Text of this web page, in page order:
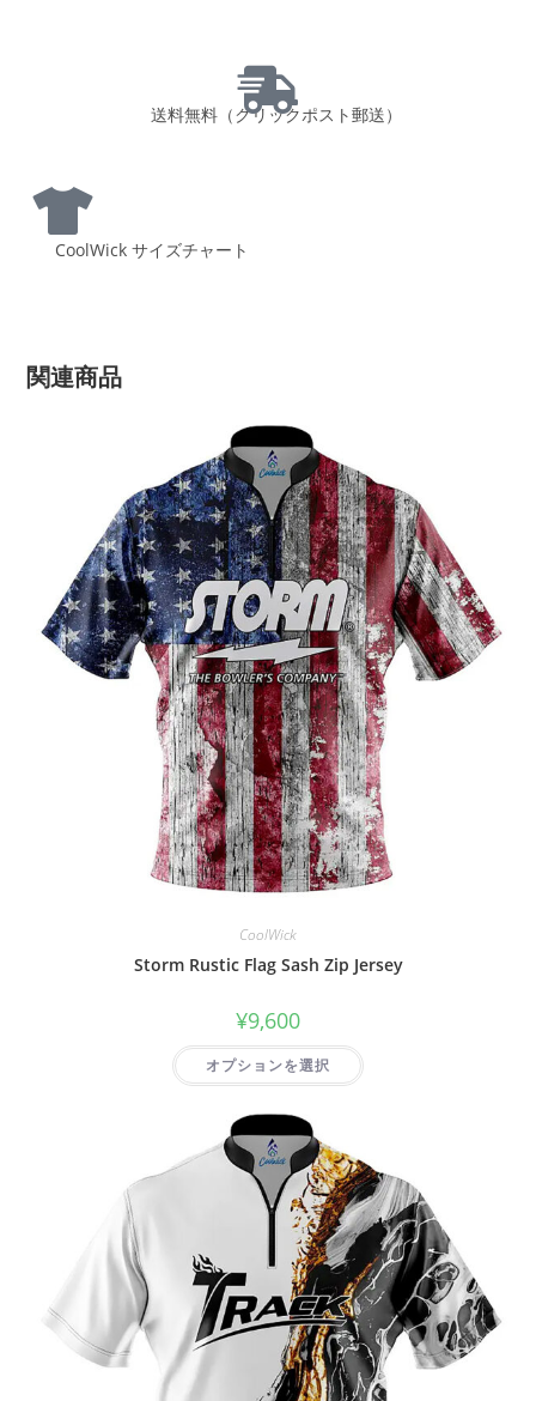
送料無料（クリックポスト郵送）
CoolWick サイズチャート
関連商品
CoolWick
Storm Rustic Flag Sash Zip Jersey
¥9,600
オプションを選択